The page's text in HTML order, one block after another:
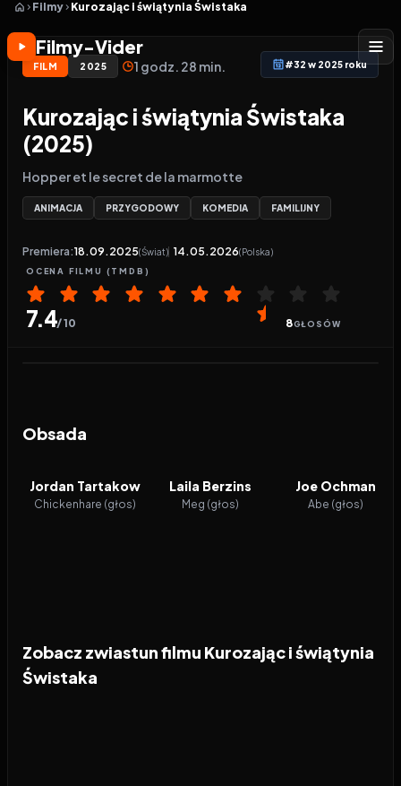
Filmy-Vider
Filmy Kurozając i świątynia Świstaka
FILM 2025 1 godz. 28 min. #32 w 2025 roku
Kurozając i świątynia Świstaka
(2025)
Hopper et le secret de la marmotte
ANIMACJA PRZYGODOWY KOMEDIA FAMILIJNY
Premiera:18.09.2025(Świat) 14.05.2026(Polska)
OCENA FILMU (TMDB)
7.4/ 10 8GŁOSÓW
Obsada
Jordan Tartakow
Chickenhare (głos)
Laila Berzins
Meg (głos)
Joe Ochman
Abe (głos)
Zobacz zwiastun filmu Kurozając i świątynia
Świstaka